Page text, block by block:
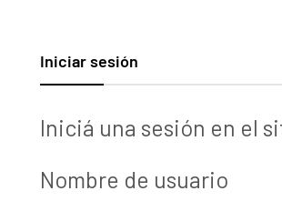
Iniciar sesión
Iniciá una sesión en el
Nombre de usuario